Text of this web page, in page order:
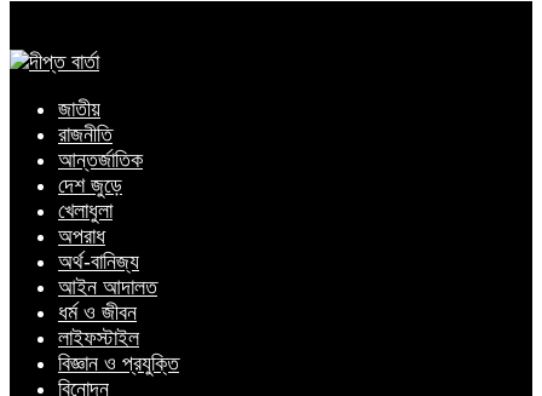
জাতীয়
রাজনীতি
আন্তর্জাতিক
দেশ জুড়ে
খেলাধুলা
অপরাধ
অর্থ-বানিজ্য
আইন আদালত
ধর্ম ও জীবন
লাইফস্টাইল
বিজ্ঞান ও প্রযুক্তি
বিনোদন